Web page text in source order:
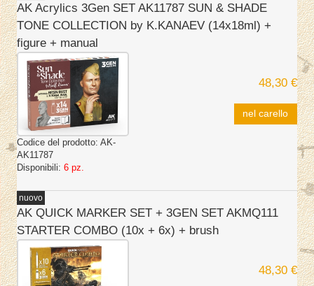
AK Acrylics 3Gen SET AK11787 SUN & SHADE
TONE COLLECTION by K.KANAEV (14x18ml) +
figure + manual
Codice del prodotto: AK-
AK11787
Disponibili: 6 pz.
48,30 €
nel carello
AK QUICK MARKER SET + 3GEN SET AKMQ111
STARTER COMBO (10x + 6x) + brush
48,30 €
nuovo